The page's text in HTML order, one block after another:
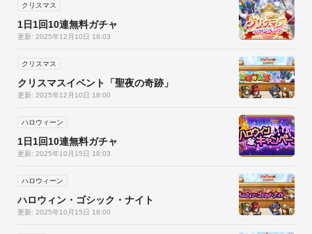
ロビーでお気に入りの装備を自慢しちゃおう！▼やりこみ要素
満載！
クラスとの相性を考えて、装備するのが攻略の鍵！？
進化させるには専用素材が必要になるぞ！
アプリ本体：無料
※一部有料アイテムがございます。 【推奨端末】
Android4.0以上
※Android4.0以上の端末であっても一部未対応の端末もござい
推奨端末以外でのサポート、補償等は致しかねますので何卒ご
クリスマス
1日1回10連無料ガチャ
更新: 2025年12月10日 18:03
クリスマス
クリスマスイベント「聖夜の奇跡」
更新: 2025年12月10日 18:00
ハロウィーン
1日1回10連無料ガチャ
更新: 2025年10月15日 18:03
ハロウィーン
ハロウィン・ゴシック・ナイト
更新: 2025年10月15日 18:00